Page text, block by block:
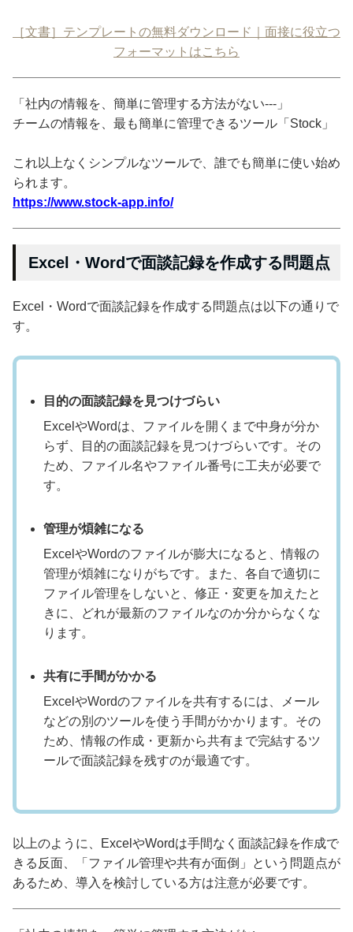
［文書］テンプレートの無料ダウンロード｜面接に役立つ
フォーマットはこちら
「社内の情報を、簡単に管理する方法がない---」
チームの情報を、最も簡単に管理できるツール「Stock」
これ以上なくシンプルなツールで、誰でも簡単に使い始め
られます。
https://www.stock-app.info/
Excel・Wordで面談記録を作成する問題点
Excel・Wordで面談記録を作成する問題点は以下の通りで
す。
目的の面談記録を見つけづらい
ExcelやWordは、ファイルを開くまで中身が分か
らず、目的の面談記録を見つけづらいです。その
ため、ファイル名やファイル番号に工夫が必要で
す。
管理が煩雑になる
ExcelやWordのファイルが膨大になると、情報の
管理が煩雑になりがちです。また、各自で適切に
ファイル管理をしないと、修正・変更を加えたと
きに、どれが最新のファイルなのか分からなくな
ります。
共有に手間がかかる
ExcelやWordのファイルを共有するには、メール
などの別のツールを使う手間がかかります。その
ため、情報の作成・更新から共有まで完結するツ
ールで面談記録を残すのが最適です。
以上のように、ExcelやWordは手間なく面談記録を作成で
きる反面、「ファイル管理や共有が面倒」という問題点が
あるため、導入を検討している方は注意が必要です。